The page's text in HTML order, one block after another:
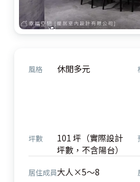
風格 休閒多元
坪數
101 坪（實際設計
坪數，不含陽台）
居住成員大人×5～8